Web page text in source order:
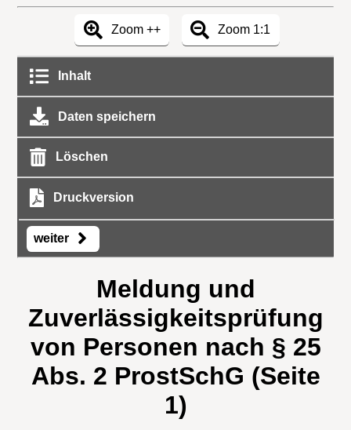
Zoom ++ Zoom 1:1
Inhalt
Daten speichern
Löschen
Druckversion
weiter
Meldung und
Zuverlässigkeitsprüfung
von Personen nach § 25
Abs. 2 ProstSchG (Seite
1)